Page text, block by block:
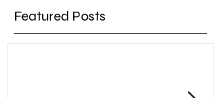
Featured Posts